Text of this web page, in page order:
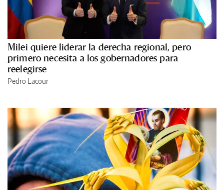
Milei quiere liderar la derecha regional, pero
primero necesita a los gobernadores para
reelegirse
Pedro Lacour